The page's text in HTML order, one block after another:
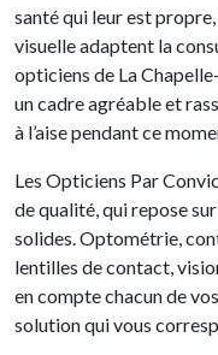
santé qui leur est
visuelle adaptent la
opticiens de La
un cadre agréable et
à l’aise pendant ce
Les Opticiens Par
de qualité, qui repose
solides. Optométrie,
lentilles de contact,
en compte chacun de
solution qui vous